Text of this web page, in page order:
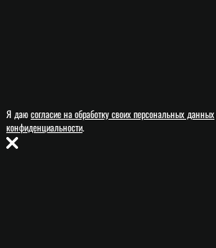
Я даюсогласие на обработку своих персональных данных
конфиденциальности.